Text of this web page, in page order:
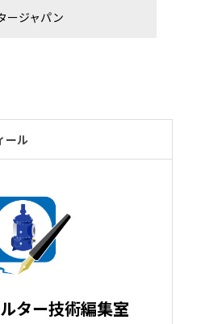
ージャパン
ール
ター技術編集室